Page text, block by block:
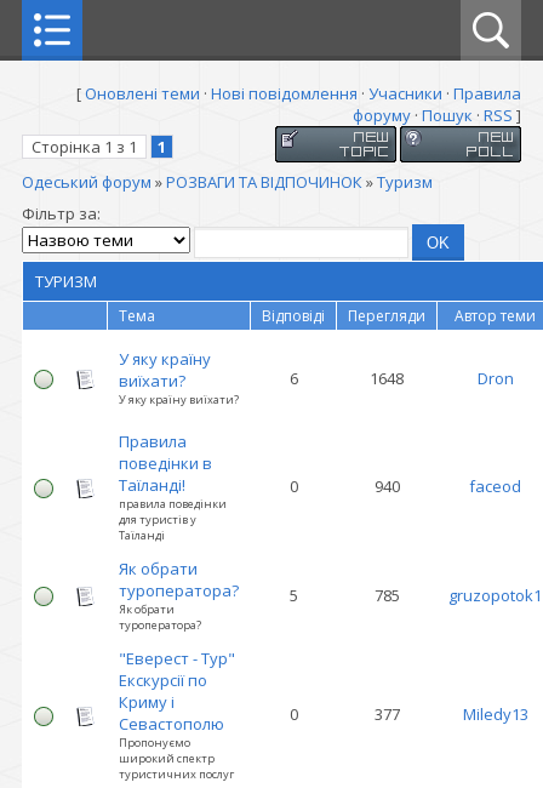
[Оновлені теми · Нові повідомлення · Учасники · Правила
форуму · Пошук · RSS ]
Сторінка 1 з 1
1
Одеський форум »РОЗВАГИ ТА ВІДПОЧИНОК»Туризм
Фільтр за:
ТУРИЗМ
Тема Відповіді Перегляди Автор теми
У яку країну
виїхати?
У яку країну виїхати?
6 1648 Dron
Правила
поведінки в
Таїланді!
правила поведінки
для туристів у
Таїланді
0 940 faceod
Як обрати
туроператора?
Як обрати
туроператора?
5 785 gruzopotok1
"Еверест - Тур"
Екскурсії по
Криму і
Севастополю
Пропонуємо
широкий спектр
туристичних послуг
0 377 Miledy13